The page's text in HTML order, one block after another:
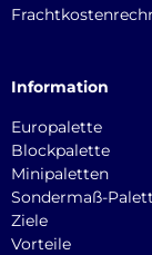
Information
Europalette
Blockpalette
Minipaletten
Sondermaß-
Ziele
Vorteile